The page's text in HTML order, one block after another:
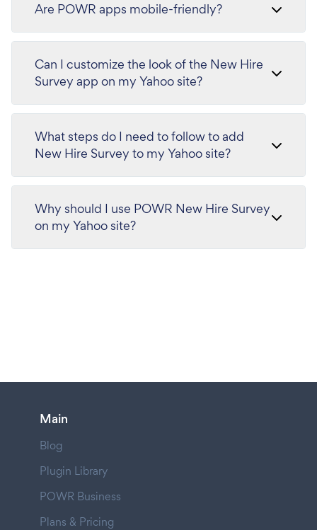
Are POWR apps mobile-friendly?
Can I customize the look of the New Hire
Survey app on my Yahoo site?
What steps do I need to follow to add
New Hire Survey to my Yahoo site?
Why should I use POWR New Hire Survey
on my Yahoo site?
Main
Blog
Plugin Library
POWR Business
Plans & Pricing